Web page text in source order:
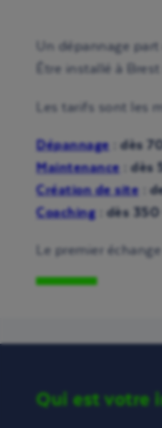
Un dépannage
Être installé à
Les tarifs sont les
Dépannage : dès
Maintenance : dès
Création de site :
Coaching: dès 350
Le premier
Qui est votre